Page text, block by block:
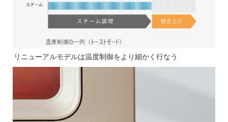
リニューアルモデルは温度制御をより細かく行なう